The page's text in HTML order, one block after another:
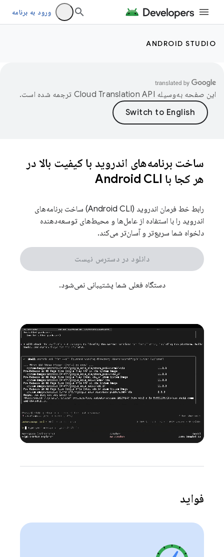
ورود به برنامه
ANDROID STUDIO
این صفحه به‌وسیله ترجمه شده است.
ساخت برنامه‌های اندروید با کیفیت بالا در
هر کجا با Android CLI
رابط خط فرمان اندروید (Android CLI) ساخت برنامه‌های
اندروید را با استفاده از عامل‌ها و محیط‌های توسعه‌دهنده
دلخواه شما سریع‌تر و آسان‌تر می‌کند.
دانلود در دسترس نیست
دستگاه فعلی شما پشتیبانی نمی‌شود.
فواید